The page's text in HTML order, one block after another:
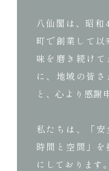
八仙閣は、昭和
町で創業して以
味を磨き続けて
に、地域の皆
と、心より感謝
私たちは、「
時間と空間」
にしております。